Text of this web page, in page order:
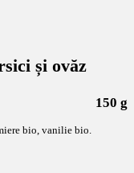
și ovăz
150 g
bio, vanilie bio.